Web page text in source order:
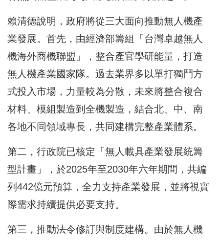
賴清德說明，政府將從三大面向推動無人機產
業發展。首先，由經濟部籌組「台灣卓越無人
機海外商機聯盟」，整合產官學研能量，打造
無人機產業國家隊。過去業界多以單打獨鬥方
式投入市場，力量較為分散，未來將整合複合
材料、模組製造到全機製造，結合北、中、南
各地不同領域專長，共同建構完整產業體系。
第二，行政院已核定「無人載具產業發展統籌
型計畫」，於2025年至2030年六年期間，共編
列442億元預算，全力支持產業發展，並將視實
際需求持續提供必要支持。
第三，推動法令修訂與制度建構。由於無人機